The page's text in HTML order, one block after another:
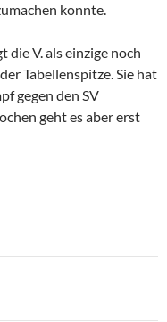
konnte.
V. als einzige noch
Tabellenspitze. Sie hat
gegen den SV
geht es aber erst